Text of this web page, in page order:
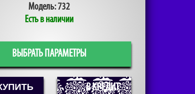
Модель: 732
Есть в наличии
ВЫБРАТЬ ПАРАМЕТРЫ
В КРЕДИТ